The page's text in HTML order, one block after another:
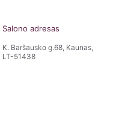
Salono adresas
K. Baršausko g.68, Kaunas,
LT-51438